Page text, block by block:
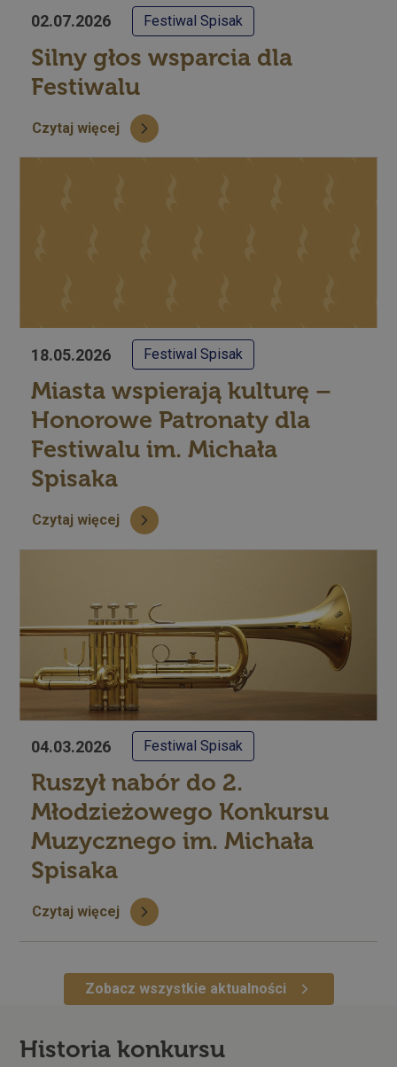
02.07.2026 Festiwal Spisak
Silny głos wsparcia dla
Festiwalu
Czytaj więcej
18.05.2026 Festiwal Spisak
Miasta wspierają kulturę –
Honorowe Patronaty dla
Festiwalu im. Michała
Spisaka
Czytaj więcej
04.03.2026 Festiwal Spisak
Ruszył nabór do 2.
Młodzieżowego Konkursu
Muzycznego im. Michała
Spisaka
Czytaj więcej
Zobacz wszystkie aktualności
Historia konkursu